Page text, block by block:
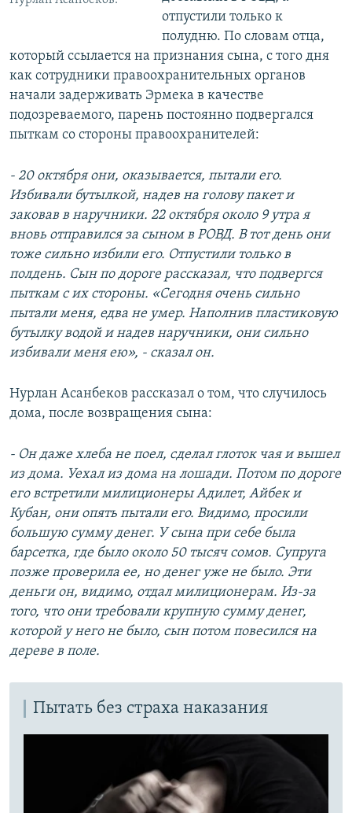
отпустили только к
полудню. По словам отца,
который ссылается на признания сына, с того дня
как сотрудники правоохранительных органов
начали задерживать Эрмека в качестве
подозреваемого, парень постоянно подвергался
пыткам со стороны правоохранителей:
- 20 октября они, оказывается, пытали его.
Избивали бутылкой, надев на голову пакет и
заковав в наручники. 22 октября около 9 утра я
вновь отправился за сыном в РОВД. В тот день они
тоже сильно избили его. Отпустили только в
полдень. Сын по дороге рассказал, что подвергся
пыткам с их стороны. «Сегодня очень сильно
пытали меня, едва не умер. Наполнив пластиковую
бутылку водой и надев наручники, они сильно
избивали меня ею», - сказал он.
Нурлан Асанбеков рассказал о том, что случилось
дома, после возвращения сына:
- Он даже хлеба не поел, сделал глоток чая и вышел
из дома. Уехал из дома на лошади. Потом по дороге
его встретили милиционеры Адилет, Айбек и
Кубан, они опять пытали его. Видимо, просили
большую сумму денег. У сына при себе была
барсетка, где было около 50 тысяч сомов. Супруга
позже проверила ее, но денег уже не было. Эти
деньги он, видимо, отдал милиционерам. Из-за
того, что они требовали крупную сумму денег,
которой у него не было, сын потом повесился на
дереве в поле.
Пытать без страха наказания